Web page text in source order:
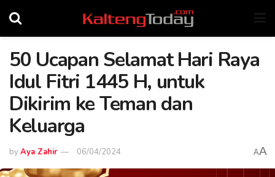
50 Ucapan Selamat Hari Raya
Idul Fitri 1445 H, untuk
Dikirim ke Teman dan
Keluarga
byAya Zahir 06/04/2024 AA